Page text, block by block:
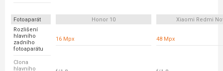
Fotoaparát Honor 10
Xiaomi Redmi
Rozlišení
hlavního
zadního
fotoaparátu
16 Mpx 48 Mpx
Clona
hlavního